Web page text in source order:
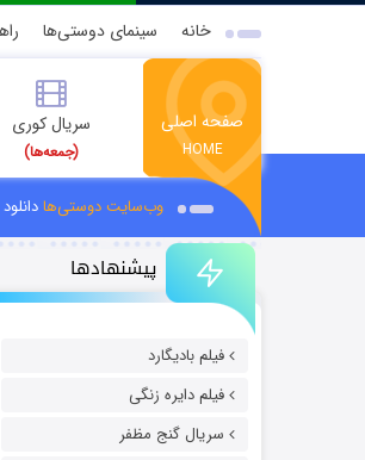
خانه سینمای دوستی‌ها
صفحه اصلی
HOME
سریال کوری
(جمعه‌ها)
وب‌سایت دوستی‌ها
پیشنهادها
فیلم بادیگارد
فیلم دایره زنگی
سریال گنج مظفر